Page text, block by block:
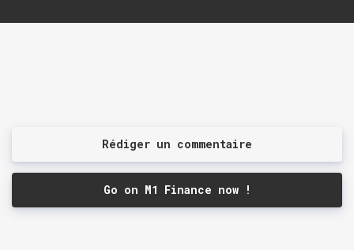
Rédiger un commentaire
Go on M1 Finance now !